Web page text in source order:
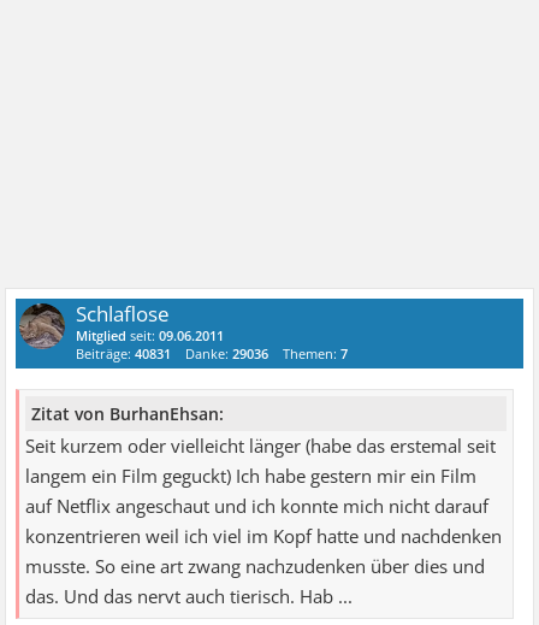
Schlaflose
Mitglied seit:09.06.2011
Beiträge:40831 Danke:29036 Themen:7
Zitat von BurhanEhsan:
Seit kurzem oder vielleicht länger (habe das erstemal seit
langem ein Film geguckt) Ich habe gestern mir ein Film
auf Netflix angeschaut und ich konnte mich nicht darauf
konzentrieren weil ich viel im Kopf hatte und nachdenken
musste. So eine art zwang nachzudenken über dies und
das. Und das nervt auch tierisch. Hab ...